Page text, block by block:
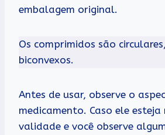
embalagem original.
Os comprimidos são
biconvexos.
Antes de usar, observe o
medicamento. Caso ele
validade e você observe